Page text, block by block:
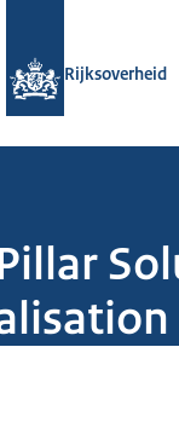
Rijksoverheid